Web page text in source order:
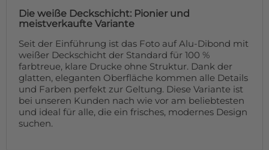
Die weiße Deckschicht: Pionier und
meistverkaufte Variante
Seit der Einführung ist das Foto auf Alu-Dibond mit
weißer Deckschicht der Standard für 100 %
farbtreue, klare Drucke ohne Struktur. Dank der
glatten, eleganten Oberfläche kommen alle Details
und Farben perfekt zur Geltung. Diese Variante ist
bei unseren Kunden nach wie vor am beliebtesten
und ideal für alle, die ein frisches, modernes Design
suchen.